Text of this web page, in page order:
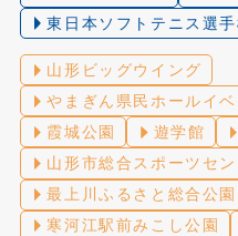
東日本ソフトテニス選
山形ビッグウイング
やまぎん県民ホールイ
霞城公園
遊学館
山形市総合スポーツセ
最上川ふるさと総合公園
寒河江駅前みこし公園